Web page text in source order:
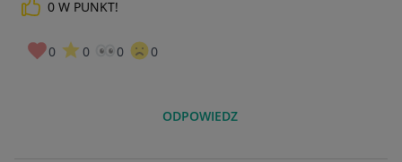
0 W PUNKT!
0 0 0 0
ODPOWIEDZ